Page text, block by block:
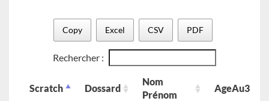
Copy Excel CSV PDF
Rechercher :
Scratch Dossard
Nom
Prénom